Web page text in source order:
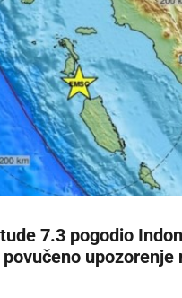
7.3 pogodio
upozorenje